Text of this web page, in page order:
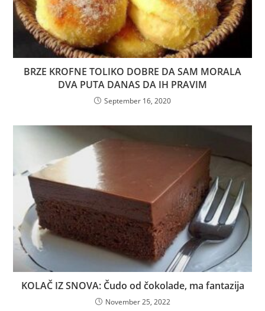
BRZE KROFNE TOLIKO DOBRE DA SAM MORALA
DVA PUTA DANAS DA IH PRAVIM
September 16, 2020
KOLAČ IZ SNOVA: Čudo od čokolade, ma fantazija
November 25, 2022